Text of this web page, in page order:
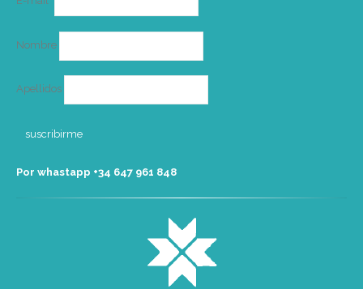
Nombre
Apellidos
Por whastapp +34 ‭647 961 848‬